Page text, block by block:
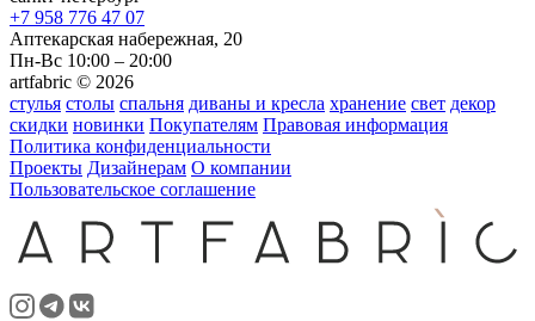
+7 958 776 47 07
Аптекарская набережная, 20
Пн-Вс 10:00 – 20:00
artfabric © 2026
стулья столы спальня диваны и кресла хранение свет декор
скидки новинки Покупателям Правовая информация
Политика конфиденциальности
Проекты Дизайнерам О компании
Пользовательское соглашение